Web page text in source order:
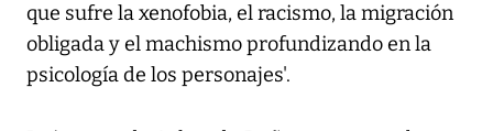
que sufre la xenofobia, el racismo, la migración
obligada y el machismo profundizando en la
psicología de los personajes'.